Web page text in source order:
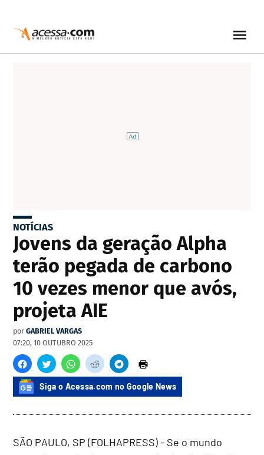
NOTÍCIAS
Jovens da geração Alpha
terão pegada de carbono
10 vezes menor que avós,
projeta AIE
por GABRIEL VARGAS
07:20, 10 OUTUBRO 2025
Siga o Acessa.com no Google News
SÃO PAULO, SP (FOLHAPRESS) - Se o mundo